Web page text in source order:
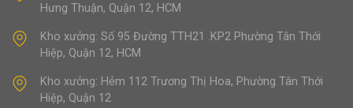
Hưng Thuận, Quận 12, HCM
Kho xưởng: Số 95 Đường TTH21 .KP2 Phường Tân Thới
Hiệp, Quận 12, HCM
Kho xưởng: Hẻm 112 Trương Thị Hoa, Phường Tân Thới
Hiệp, Quận 12